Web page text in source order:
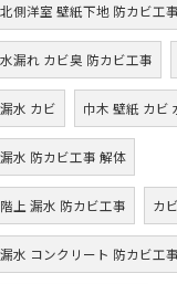
北側洋室 壁紙下地 防カビ工事
水漏れ カビ臭 防カビ工事
漏水 カビ 巾木 壁紙 カビ
漏水 防カビ工事 解体
階上 漏水 防カビ工事 カ
漏水 コンクリート 防カビ工事